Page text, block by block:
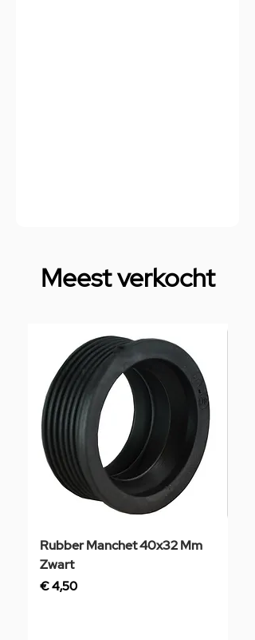
Meest verkocht
Rubber Manchet 40x32 Mm
Zwart
Prijs
€ 4,50